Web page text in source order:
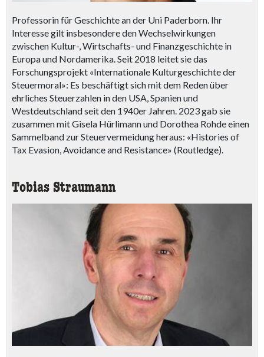
Professorin für Geschichte an der Uni Paderborn. Ihr
Interesse gilt insbesondere den Wechselwirkungen
zwischen Kultur-, Wirtschafts- und Finanzgeschichte in
Europa und Nordamerika. Seit 2018 leitet sie das
Forschungsprojekt «Internationale Kulturgeschichte der
Steuermoral»: Es beschäftigt sich mit dem Reden über
ehrliches Steuerzahlen in den USA, Spanien und
Westdeutschland seit den 1940er Jahren. 2023 gab sie
zusammen mit Gisela Hürlimann und Dorothea Rohde einen
Sammelband zur Steuervermeidung heraus: «Histories of
Tax Evasion, Avoidance and Resistance» (Routledge).
Tobias Straumann